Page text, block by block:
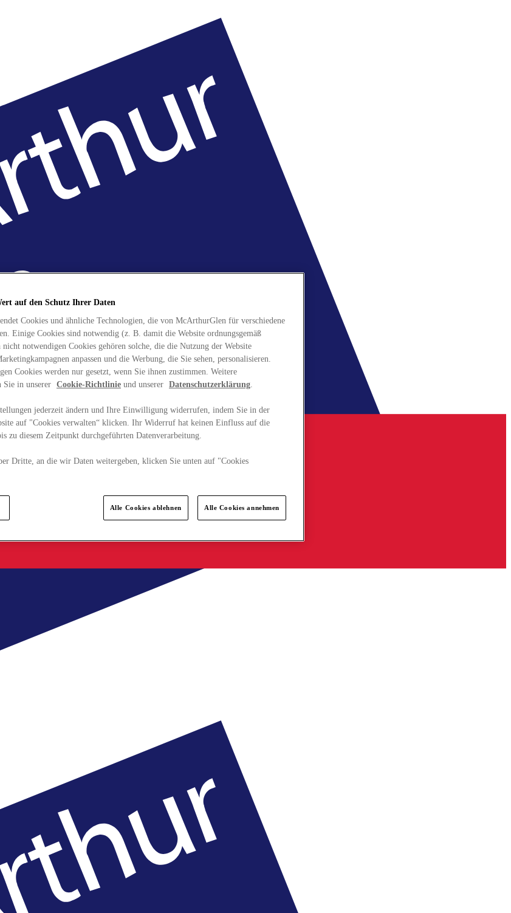
auf den Schutz Ihrer Daten
Cookies und ähnliche Technologien, die von McArthurGlen für verschiedene
Einige Cookies sind notwendig (z. B. damit die Website ordnungsgemäß
notwendigen Cookies gehören solche, die die Nutzung der Website
anpassen und die Werbung, die Sie sehen, personalisieren.
Cookies werden nur gesetzt, wenn Sie ihnen zustimmen. Weitere
in unserer Cookie-Richtlinie und unserer Datenschutzerklärung.
jederzeit ändern und Ihre Einwilligung widerrufen, indem Sie in der
auf "Cookies verwalten“ klicken. Ihr Widerruf hat keinen Einfluss auf die
zu diesem Zeitpunkt durchgeführten Datenverarbeitung.
Dritte, an die wir Daten weitergeben, klicken Sie unten auf "Cookies
Alle Cookies ablehnen Alle Cookies annehmen